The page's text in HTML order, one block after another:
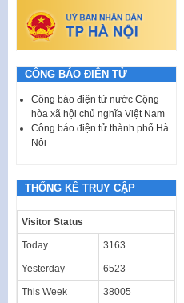
CÔNG BÁO ĐIỆN TỬ
Công báo điện tử nước Cộng
hòa xã hội chủ nghĩa Việt Nam
Công báo điện tử thành phố Hà
Nội
THỐNG KÊ TRUY CẬP
Visitor Status
Today 3163
Yesterday 6523
This Week 38005